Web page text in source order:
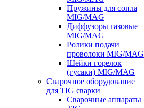
Пружины для сопла
MIG/MAG
Диффузоры газовые
MIG/MAG
Ролики подачи
проволоки MIG/MAG
Шейки горелок
(гусаки) MIG/MAG
Сварочное оборудование
для TIG сварки
Сварочные аппараты